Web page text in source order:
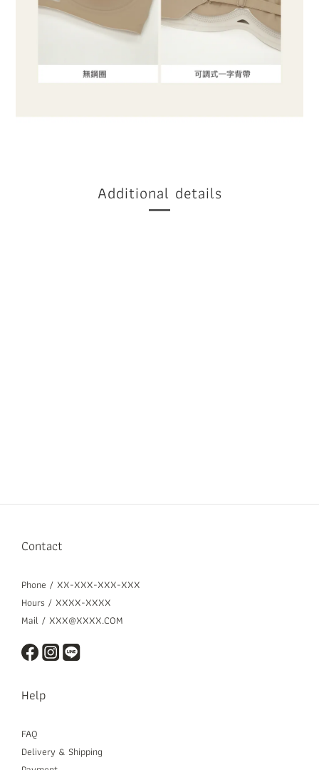
Additional details
Contact
Phone / XX-XXX-XXX-XXX
Hours / XXXX-XXXX
Mail / XXX@XXXX.COM
Help
FAQ
Delivery & Shipping